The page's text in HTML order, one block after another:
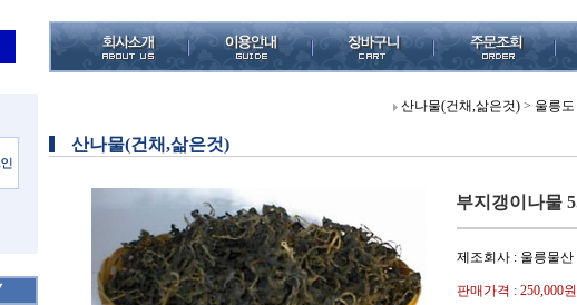
산나물(건채,삶은것) > 울릉
산나물(건채,삶은것)
부지갱이나물
제조회사 : 울릉물산
판매가격 : 250,000원